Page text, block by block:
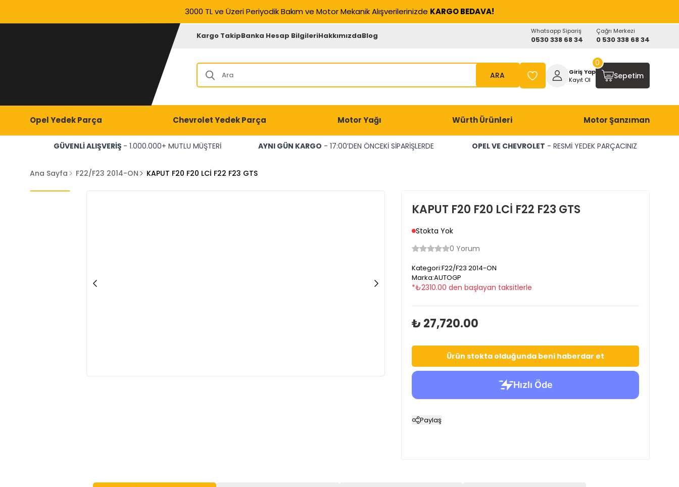
3000 TL ve Üzeri Periyodik Bakım ve Motor Mekanik Alışverilerinizde KARGO BEDAVA!
Kargo TakipBanka Hesap BilgileriHakkımızdaBlog Whatsapp Sipariş
0530 338 68 34
Çağrı Merkezi
0 530 338 68 34
ARA
Giriş Yap
Kayıt Ol
Sepetim
0
Opel Yedek Parça Chevrolet Yedek Parça Motor Yağı Würth Ürünleri Motor Şanzıman
GÜVENLİ ALIŞVERİŞ - 1.000.000+ MUTLU MÜŞTERİ AYNI GÜN KARGO - 17:00’DEN ÖNCEKİ SİPARİŞLERDE OPEL VE CHEVROLET - RESMİ YEDEK PARÇACINIZ
Ana Sayfa F22/F23 2014-ON KAPUT F20 F20 LCİ F22 F23 GTS
KAPUT F20 F20 LCİ F22 F23 GTS
Stokta Yok
0 Yorum
Kategori:F22/F23 2014-ON
Marka:AUTOGP
*₺2310.00 den başlayan taksitlerle
₺ 27,720.00
Ürün stokta olduğunda beni haberdar et
Paylaş